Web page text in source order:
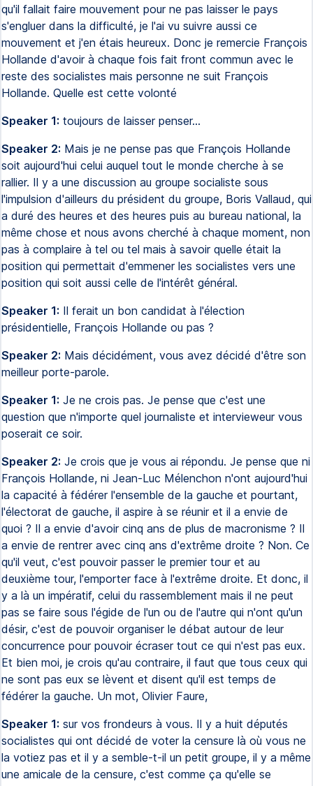
qu'il fallait faire mouvement pour ne pas laisser le pays
s'engluer dans la difficulté, je l'ai vu suivre aussi ce
mouvement et j'en étais heureux. Donc je remercie François
Hollande d'avoir à chaque fois fait front commun avec le
reste des socialistes mais personne ne suit François
Hollande. Quelle est cette volonté
Speaker 1: toujours de laisser penser...
Speaker 2: Mais je ne pense pas que François Hollande
soit aujourd'hui celui auquel tout le monde cherche à se
rallier. Il y a une discussion au groupe socialiste sous
l'impulsion d'ailleurs du président du groupe, Boris Vallaud, qui
a duré des heures et des heures puis au bureau national, la
même chose et nous avons cherché à chaque moment, non
pas à complaire à tel ou tel mais à savoir quelle était la
position qui permettait d'emmener les socialistes vers une
position qui soit aussi celle de l'intérêt général.
Speaker 1: Il ferait un bon candidat à l'élection
présidentielle, François Hollande ou pas ?
Speaker 2: Mais décidément, vous avez décidé d'être son
meilleur porte-parole.
Speaker 1: Je ne crois pas. Je pense que c'est une
question que n'importe quel journaliste et intervieweur vous
poserait ce soir.
Speaker 2: Je crois que je vous ai répondu. Je pense que ni
François Hollande, ni Jean-Luc Mélenchon n'ont aujourd'hui
la capacité à fédérer l'ensemble de la gauche et pourtant,
l'électorat de gauche, il aspire à se réunir et il a envie de
quoi ? Il a envie d'avoir cinq ans de plus de macronisme ? Il
a envie de rentrer avec cinq ans d'extrême droite ? Non. Ce
qu'il veut, c'est pouvoir passer le premier tour et au
deuxième tour, l'emporter face à l'extrême droite. Et donc, il
y a là un impératif, celui du rassemblement mais il ne peut
pas se faire sous l'égide de l'un ou de l'autre qui n'ont qu'un
désir, c'est de pouvoir organiser le débat autour de leur
concurrence pour pouvoir écraser tout ce qui n'est pas eux.
Et bien moi, je crois qu'au contraire, il faut que tous ceux qui
ne sont pas eux se lèvent et disent qu'il est temps de
fédérer la gauche. Un mot, Olivier Faure,
Speaker 1: sur vos frondeurs à vous. Il y a huit députés
socialistes qui ont décidé de voter la censure là où vous ne
la votiez pas et il y a semble-t-il un petit groupe, il y a même
une amicale de la censure, c'est comme ça qu'elle se